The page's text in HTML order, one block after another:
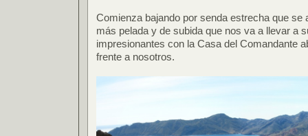
Comienza bajando por senda estrecha que se
más pelada y de subida que nos va a llevar a
impresionantes con la Casa del Comandante
frente a nosotros.